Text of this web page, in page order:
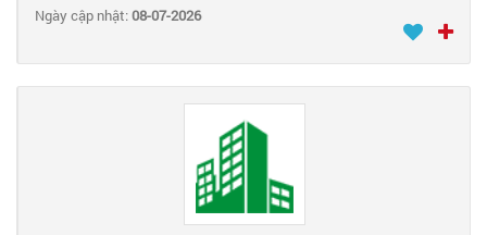
Ngày cập nhật:08-07-2026